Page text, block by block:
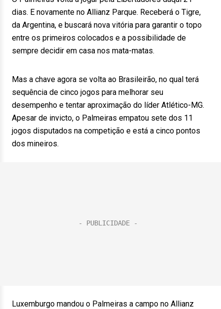
dias. E novamente no Allianz Parque. Receberá o Tigre,
da Argentina, e buscará nova vitória para garantir o topo
entre os primeiros colocados e a possibilidade de
sempre decidir em casa nos mata-matas.
Mas a chave agora se volta ao Brasileirão, no qual terá
sequência de cinco jogos para melhorar seu
desempenho e tentar aproximação do líder Atlético-MG.
Apesar de invicto, o Palmeiras empatou sete dos 11
jogos disputados na competição e está a cinco pontos
dos mineiros.
Luxemburgo mandou o Palmeiras a campo no Allianz